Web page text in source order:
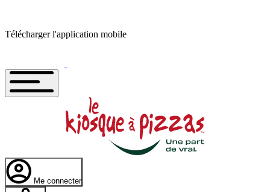
Télécharger l'application mobile
Me connecter